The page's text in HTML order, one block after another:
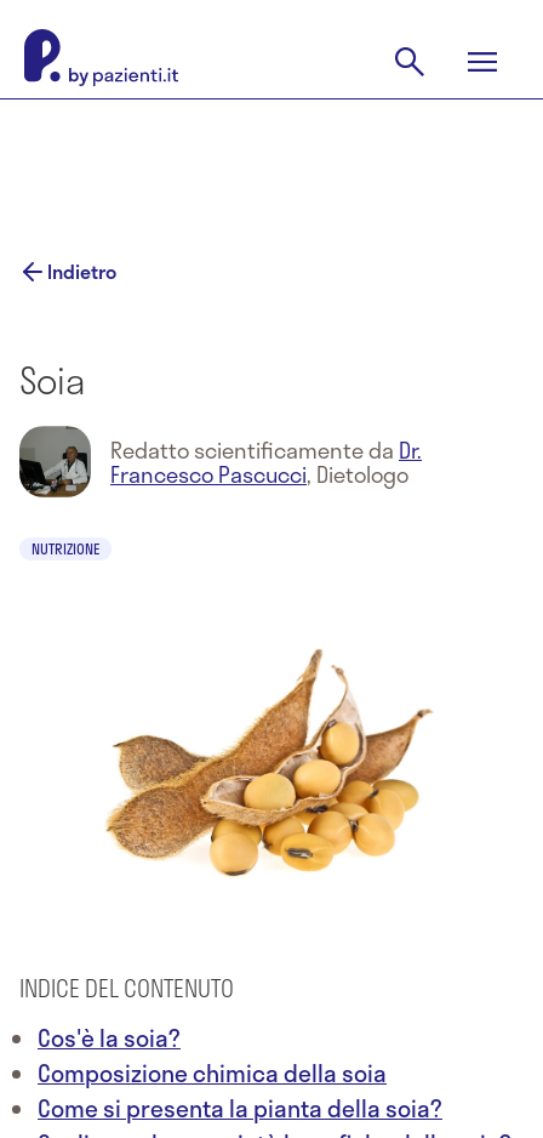
Indietro
Soia
Redatto scientificamente da Dr.
Francesco Pascucci, Dietologo
NUTRIZIONE
INDICE DEL CONTENUTO
Cos'è la soia?
Composizione chimica della soia
Come si presenta la pianta della soia?